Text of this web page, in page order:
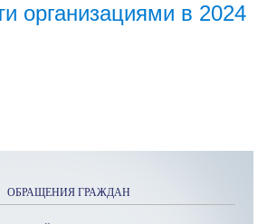
организациями в 2024
ОБРАЩЕНИЯ ГРАЖДАН